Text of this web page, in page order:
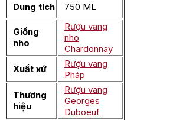
Dung tích 750 ML
Giống
nho
Rượu vang
nho
Chardonnay
Xuất xứ
Rượu vang
Pháp
Thương
hiệu
Rượu vang
Georges
Duboeuf